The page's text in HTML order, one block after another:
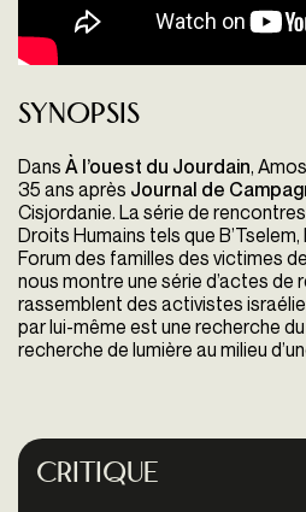
Synopsis
Dans À l’ouest du Jourdain,
35 ans après Journal de
Cisjordanie. La série de
Droits Humains tels que
Forum des familles des victimes
nous montre une série d’actes de
rassemblent des activistes
par lui-même est une recherche
recherche de lumière au milieu
Critique